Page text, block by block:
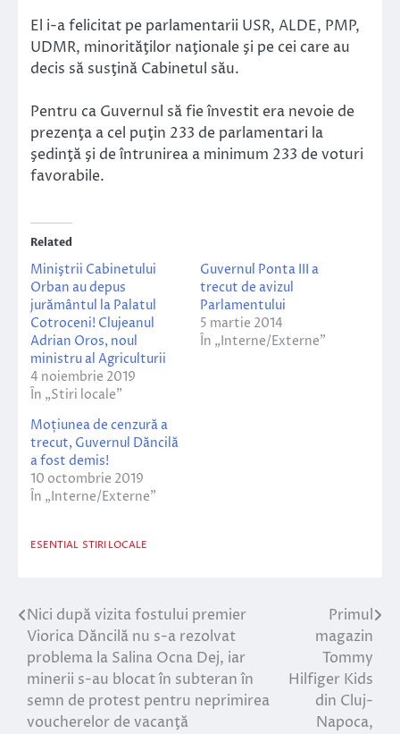
El i-a felicitat pe parlamentarii USR, ALDE, PMP,
UDMR, minorităţilor naţionale şi pe cei care au
decis să susţină Cabinetul său.
Pentru ca Guvernul să fie învestit era nevoie de
prezenţa a cel puţin 233 de parlamentari la
şedinţă şi de întrunirea a minimum 233 de voturi
favorabile.
Related
Miniştrii Cabinetului
Orban au depus
jurământul la Palatul
Cotroceni! Clujeanul
Adrian Oros, noul
ministru al Agriculturii
4 noiembrie 2019
În „Stiri locale”
Guvernul Ponta III a
trecut de avizul
Parlamentului
5 martie 2014
În „Interne/Externe”
Moțiunea de cenzură a
trecut, Guvernul Dăncilă
a fost demis!
10 octombrie 2019
În „Interne/Externe”
ESENTIAL STIRI LOCALE
Navigare
în
articole
Nici după vizita fostului premier
Viorica Dăncilă nu s-a rezolvat
problema la Salina Ocna Dej, iar
minerii s-au blocat în subteran în
semn de protest pentru neprimirea
voucherelor de vacanţă
Primul
magazin
Tommy
Hilfiger Kids
din Cluj-
Napoca,